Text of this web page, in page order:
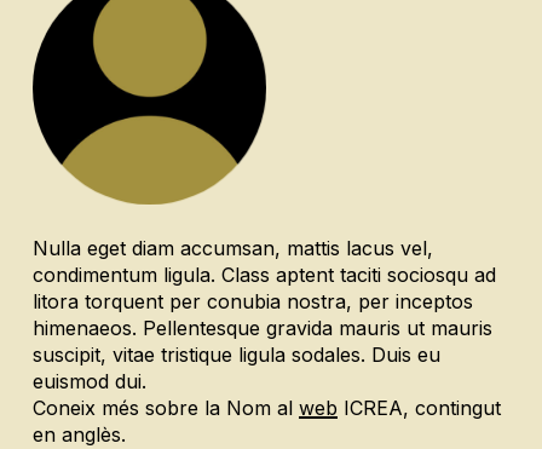
Nulla eget diam accumsan, mattis lacus vel,
condimentum ligula. Class aptent taciti sociosqu ad
litora torquent per conubia nostra, per inceptos
himenaeos. Pellentesque gravida mauris ut mauris
suscipit, vitae tristique ligula sodales. Duis eu
euismod dui.
Coneix més sobre la Nom alweb ICREA, contingut
en anglès.